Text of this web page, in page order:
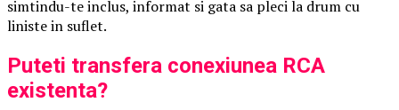
simtindu-te inclus, informat si gata sa pleci la drum cu
liniste in suflet.
Puteti transfera conexiunea RCA
existenta?